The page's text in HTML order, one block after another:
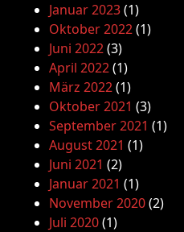
Januar 2023(1)
Oktober 2022(1)
Juni 2022(3)
April 2022(1)
März 2022(1)
Oktober 2021 (3)
September 2021 (1)
August 2021 (1)
Juni 2021 (2)
Januar 2021 (1)
November 2020(2)
Juli 2020(1)